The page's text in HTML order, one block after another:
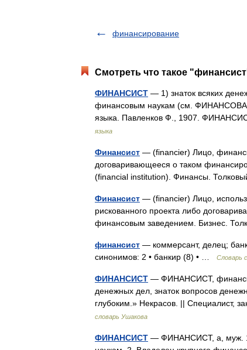
финансирование
Смотреть что такое
ФИНАНСИСТ — 1) знаток всяких
финансовым наукам (см. ФИНАНСОВАЯ
языка. Павленков Ф., 1907.
языка
Финансист — (financier) Лицо,
договаривающееся о таком
(financial institution). Финансы.
Финансист — (financier) Лицо,
рискованного проекта либо
финансовым заведением. Бизнес.
финансист — коммерсант, делец;
синонимов: 2 • банкир (8) • …
Словарь
ФИНАНСИСТ — ФИНАНСИСТ,
денежных дел, знаток вопросов
глубоким.» Некрасов. || Специалист,
словарь Ушакова
ФИНАНСИСТ — ФИНАНСИСТ, а, муж.